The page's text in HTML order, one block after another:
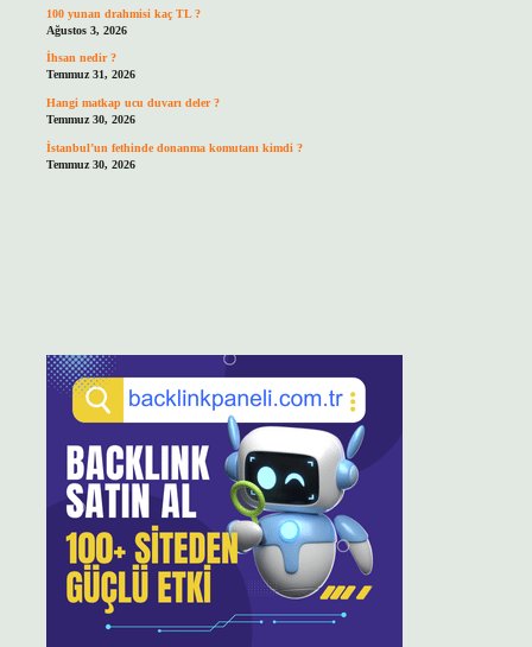
100 yunan drahmisi kaç TL ?
Ağustos 3, 2026
İhsan nedir ?
Temmuz 31, 2026
Hangi matkap ucu duvarı deler ?
Temmuz 30, 2026
İstanbul’un fethinde donanma komutanı kimdi ?
Temmuz 30, 2026